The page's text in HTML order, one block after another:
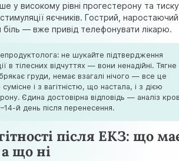
у високому рівні прогестерону та тиску
яєчників. Гострий,
— вже привід телефонувати лікарю.
не шукайте підтвердження
в тілесних відчуттях — вони ненадійні. Тягне
груди, немає взагалі нічого — все це
і з вагітністю, що настала, і з дією
Єдина достовірна відповідь — аналіз
й день після перенесення.
після ЕКЗ: що
що ні